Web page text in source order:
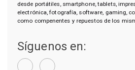
desde portátiles, smartphone, tablets,
electrónica, fotografía, software, gaming,
como compenentes y repuestos de los
Síguenos en: